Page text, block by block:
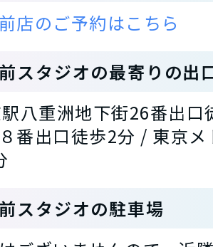
店のご予約はこちら
スタジオの最寄りの出
八重洲地下街26番出
番出口徒歩2分 / 東京
スタジオの駐車場